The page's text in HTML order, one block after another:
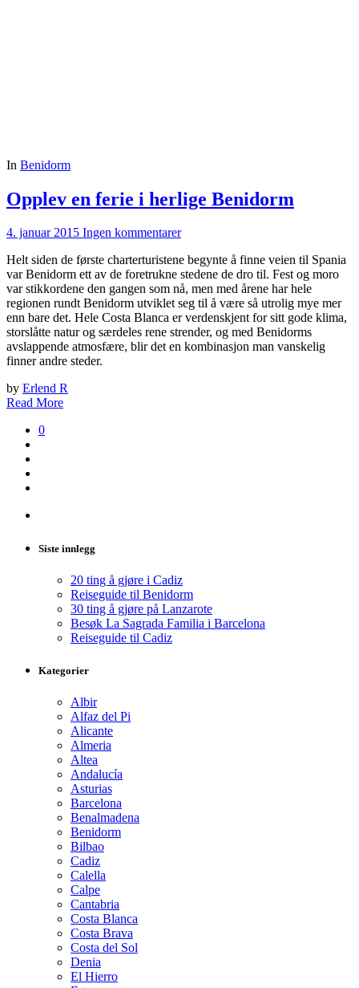
In Benidorm
Opplev en ferie i herlige Benidorm
4. januar 2015 Ingen kommentarer
Helt siden de første charterturistene begynte å finne veien til Spania
var Benidorm ett av de foretrukne stedene de dro til. Fest og moro
var stikkordene den gangen som nå, men med årene har hele
regionen rundt Benidorm utviklet seg til å være så utrolig mye mer
enn bare det. Hele Costa Blanca er verdenskjent for sitt gode klima,
storslåtte natur og særdeles rene strender, og med Benidorms
avslappende atmosfære, blir det en kombinasjon man vanskelig
finner andre steder.
by Erlend R
Read More
0
Siste innlegg
20 ting å gjøre i Cadiz
Reiseguide til Benidorm
30 ting å gjøre på Lanzarote
Besøk La Sagrada Familia i Barcelona
Reiseguide til Cadiz
Kategorier
Albir
Alfaz del Pi
Alicante
Almeria
Altea
Andalucía
Asturias
Barcelona
Benalmadena
Benidorm
Bilbao
Cadiz
Calella
Calpe
Cantabria
Costa Blanca
Costa Brava
Costa del Sol
Denia
El Hierro